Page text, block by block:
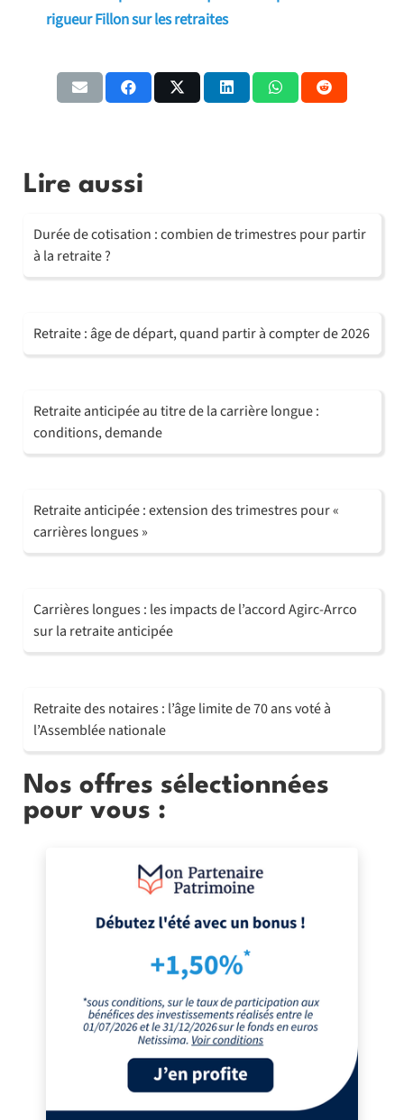
rigueur Fillon sur les retraites
Lire aussi
Durée de cotisation : combien de trimestres pour partir
à la retraite ?
Retraite : âge de départ, quand partir à compter de 2026
Retraite anticipée au titre de la carrière longue :
conditions, demande
Retraite anticipée : extension des trimestres pour «
carrières longues »
Carrières longues : les impacts de l’accord Agirc-Arrco
sur la retraite anticipée
Retraite des notaires : l’âge limite de 70 ans voté à
l’Assemblée nationale
Nos offres sélectionnées
pour vous :